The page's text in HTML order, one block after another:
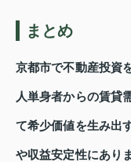
まとめ
京都市で不動産投資
人単身者からの賃貸
て希少価値を生み出
や収益安定性にあり